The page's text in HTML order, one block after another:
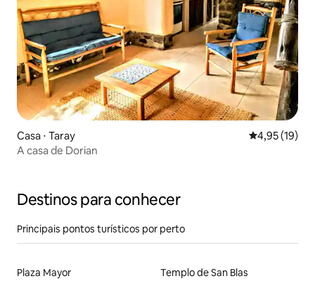
Casa ⋅ Taray 4,95 de uma
4,95 (19)
A casa de Dorian
Destinos para conhecer
Principais pontos turísticos por perto
Plaza Mayor Templo de San Blas